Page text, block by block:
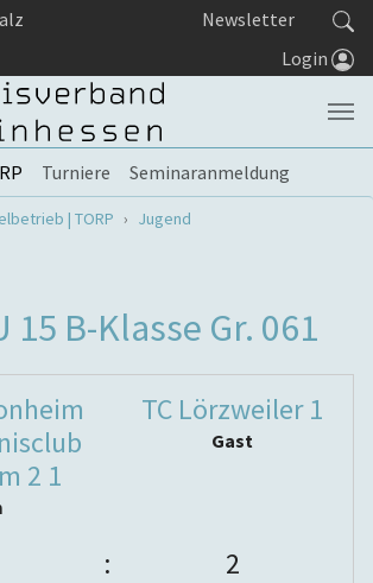
Newsletter
Login
Turniere
Seminaranmeldung
| TORP Jugend
15 B-Klasse Gr. 061
2 1
TC Lörzweiler 1
Gast
: 2